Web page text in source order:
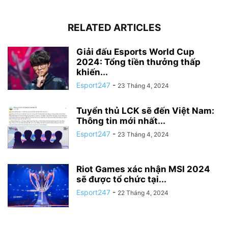
RELATED ARTICLES
Giải đấu Esports World Cup
2024: Tổng tiền thưởng thấp
khiến...
Esport247 - 23 Tháng 4, 2024
Tuyển thủ LCK sẽ đến Việt Nam:
Thông tin mới nhất...
Esport247 - 23 Tháng 4, 2024
Riot Games xác nhận MSI 2024
sẽ được tổ chức tại...
Esport247 - 22 Tháng 4, 2024